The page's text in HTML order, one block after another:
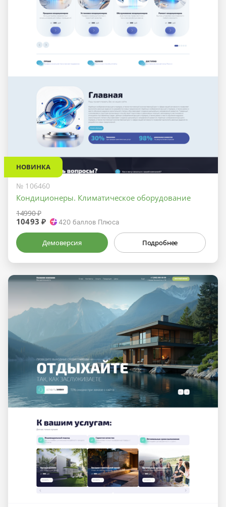
НОВИНКА
№ 106460
Кондиционеры. Климатическое оборудование
14990 ₽
10493 ₽ 420 баллов Плюса
Демоверсия Подробнее